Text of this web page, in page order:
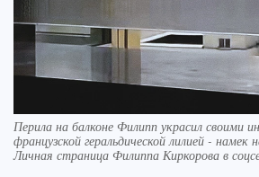
Перила на балконе Филипп украсил своими
французской геральдической лилией -
Личная страница Филиппа Киркорова в